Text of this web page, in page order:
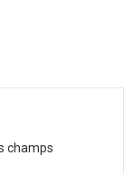
champs